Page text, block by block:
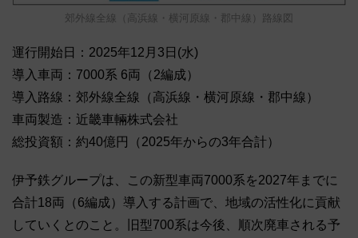
郊外線全線（高浜線・横河原線・郡中線）路線図
運行開始日：2025年12月3日(水)
導入車両：7000系 6両（2編成）
導入路線：郊外線全線（高浜線・横河原線・郡中線）
車両製造：近畿車輛株式会社
総投資額：約40億円（2025年からの3年合計）
伊予鉄グループは、この新型車両7000系を2027年までに
合計18両（6編成）導入する計画で、地域の活性化に貢献
していくとのこと。旧型700系は今後、順次廃車される予